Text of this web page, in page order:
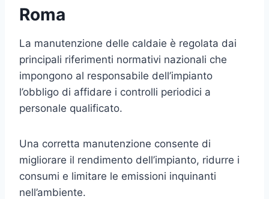
Roma
La manutenzione delle caldaie è regolata dai
principali riferimenti normativi nazionali che
impongono al responsabile dell’impianto
l’obbligo di affidare i controlli periodici a
personale qualificato.
Una corretta manutenzione consente di
migliorare il rendimento dell’impianto, ridurre i
consumi e limitare le emissioni inquinanti
nell’ambiente.